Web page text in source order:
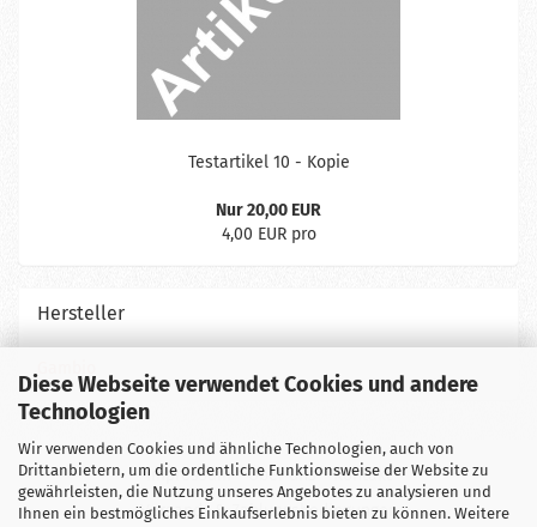
Diese Webseite verwendet Cookies und andere
Technologien
Wir verwenden Cookies und ähnliche Technologien, auch von
Drittanbietern, um die ordentliche Funktionsweise der Website zu
gewährleisten, die Nutzung unseres Angebotes zu analysieren und
Ihnen ein bestmögliches Einkaufserlebnis bieten zu können. Weitere
Te­st­ar­ti­kel 10 - Kopie
Nur 20,00 EUR
4,00 EUR pro
Hersteller
Impressum Über uns
Kontakt
Versand- & Zahlungsbedingungen